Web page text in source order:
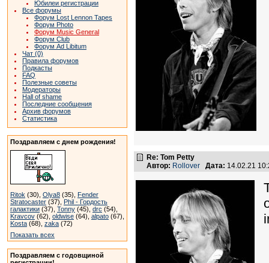
Юбилеи регистрации
Все форумы
Форум Lost Lennon Tapes
Форум Photo
Форум Music General
Форум Club
Форум Ad Libitum
Чат (0)
Правила форумов
Подкасты
FAQ
Полезные советы
Модераторы
Hall of shame
Последние сообщения
Архив форумов
Статистика
Поздравляем с днем рождения!
Ritok (30), Olya8 (35), Fender
Stratocaster (37), Phil - Гордость
галактики (37), Tonny (45), drc (54),
Kravcov (62), oldwise (64), alpato (67),
Kosta (68), zaka (72)
Показать всех
Поздравляем с годовщиной
Re: Tom Petty
Автор: Rollover Дата: 14.02.21